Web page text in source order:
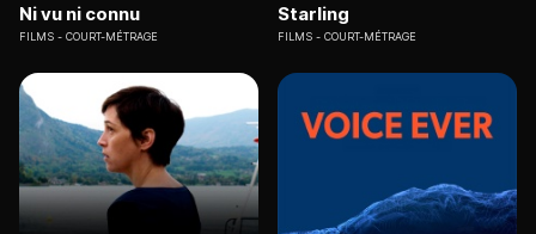
Ni vu ni connu
FILMS COURT-MÉTRAGE
Starling
FILMS COURT-MÉTRAGE